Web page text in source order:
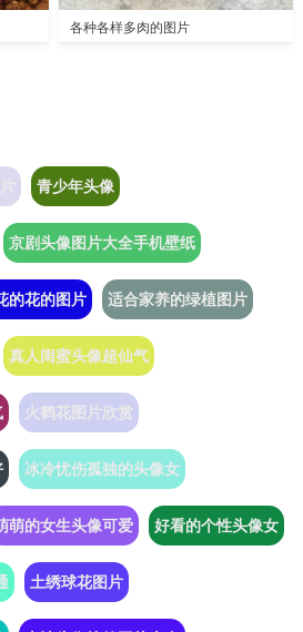
各种各样多肉的图片
青少年头像
京剧头像图片大全手机壁纸
的花的图片 适合家养的绿植图片
真人闺蜜头像超仙气
火鹤花图片欣赏
冰冷忧伤孤独的头像女
萌的女生头像可爱 好看的个性头像女
土绣球花图片